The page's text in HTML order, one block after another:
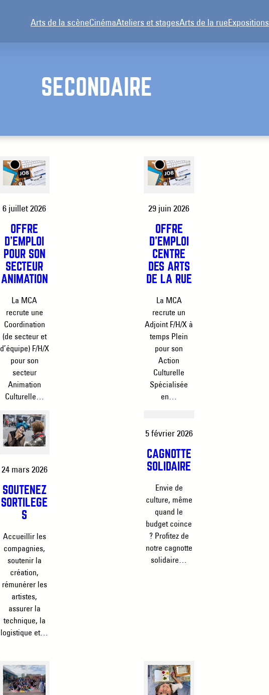
Arts de la scèneCinémaAteliers et stagesArts de la rueExpositions
SECONDAIRE
6 juillet 2026
OFFRE
D’EMPLOI
POUR SON
SECTEUR
ANIMATION
La MCA
recrute une
Coordination
(de secteur et
d’équipe) F/H/X
pour son
secteur
Animation
Culturelle…
29 juin 2026
OFFRE
D’EMPLOI
CENTRE
DES ARTS
DE LA RUE
La MCA
recrute un
Adjoint F/H/X à
temps Plein
pour son
Action
Culturelle
Spécialisée
en…
24 mars 2026
SOUTENEZ
SORTILÈGE
S
Accueillir les
compagnies,
soutenir la
création,
rémunérer les
artistes,
assurer la
technique, la
logistique et…
5 février 2026
CAGNOTTE
SOLIDAIRE
Envie de
culture, même
quand le
budget coince
? Profitez de
notre cagnotte
solidaire…